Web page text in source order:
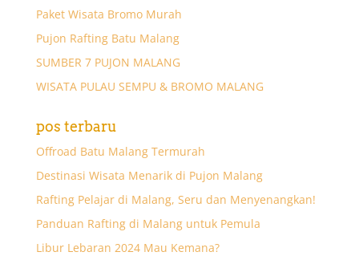
Paket Wisata Bromo Murah
Pujon Rafting Batu Malang
SUMBER 7 PUJON MALANG
WISATA PULAU SEMPU & BROMO MALANG
pos terbaru
Offroad Batu Malang Termurah
Destinasi Wisata Menarik di Pujon Malang
Rafting Pelajar di Malang, Seru dan Menyenangkan!
Panduan Rafting di Malang untuk Pemula
Libur Lebaran 2024 Mau Kemana?